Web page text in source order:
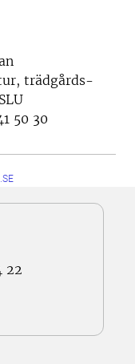
trädgårds-
50 30
22